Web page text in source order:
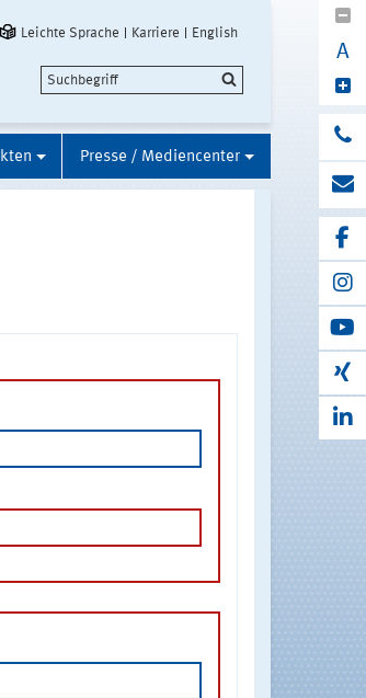
Leichte Sprache Karriere English
A
Presse / Mediencenter